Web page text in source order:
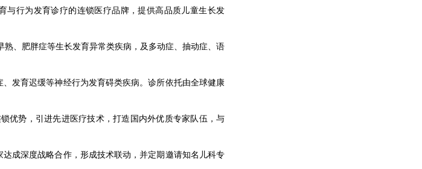
与行为发育诊疗的连锁医疗品牌，提供高品质儿童生长发
、肥胖症等生长发育异常类疾病，及多动症、抽动症、语
发育迟缓等神经行为发育碍类疾病。诊所依托由全球健康
优势，引进先进医疗技术，打造国内外优质专家队伍，与
成深度战略合作，形成技术联动，并定期邀请知名儿科专